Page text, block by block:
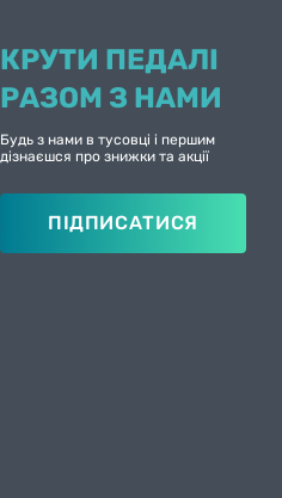
КРУТИ ПЕДАЛІ
РАЗОМ З НАМИ
Будь з нами в тусовці і першим
дізнаєшся про знижки та акції
ПІДПИСАТИСЯ